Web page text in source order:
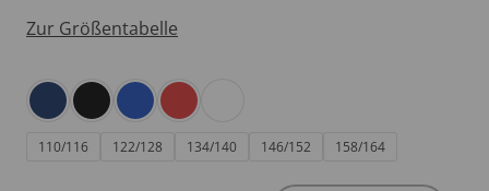
Zur Größentabelle
110/116 122/128 134/140 146/152 158/164